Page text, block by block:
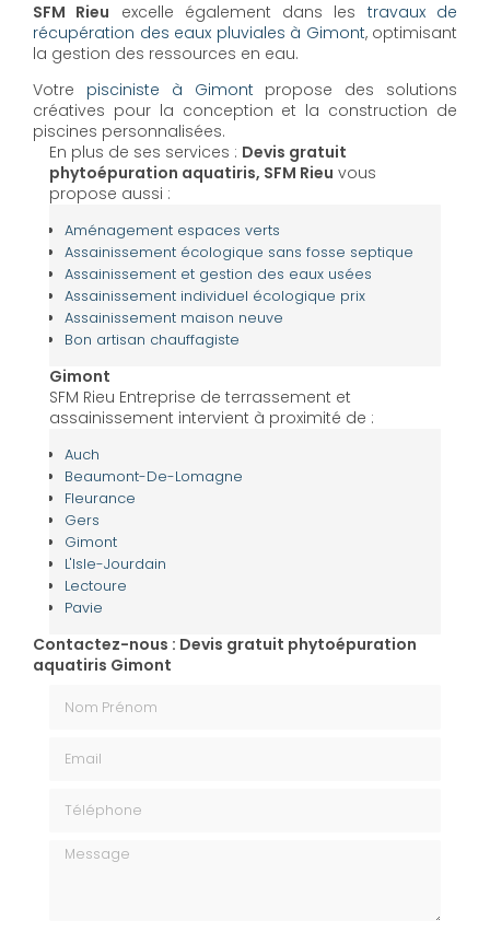
SFM Rieu excelle également dans les travaux de
récupération des eaux pluviales à Gimont, optimisant
la gestion des ressources en eau.
Votre pisciniste à Gimont propose des solutions
créatives pour la conception et la construction de
piscines personnalisées.
En plus de ses services : Devis gratuit
phytoépuration aquatiris, SFM Rieu vous
propose aussi :
Aménagement espaces verts
Assainissement écologique sans fosse septique
Assainissement et gestion des eaux usées
Assainissement individuel écologique prix
Assainissement maison neuve
Bon artisan chauffagiste
Gimont
SFM Rieu Entreprise de terrassement et
assainissement intervient à proximité de :
Auch
Beaumont-De-Lomagne
Fleurance
Gers
Gimont
L'Isle-Jourdain
Lectoure
Pavie
Contactez-nous : Devis gratuit phytoépuration
aquatiris Gimont
Message